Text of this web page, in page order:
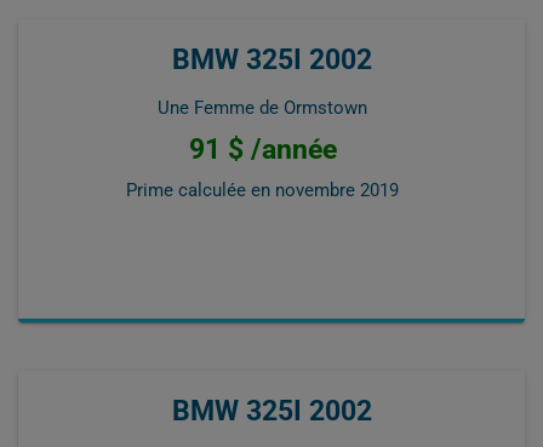
BMW 325I 2002
Une Femme de Ormstown
91 $ /année
Prime calculée en novembre 2019
BMW 325I 2002